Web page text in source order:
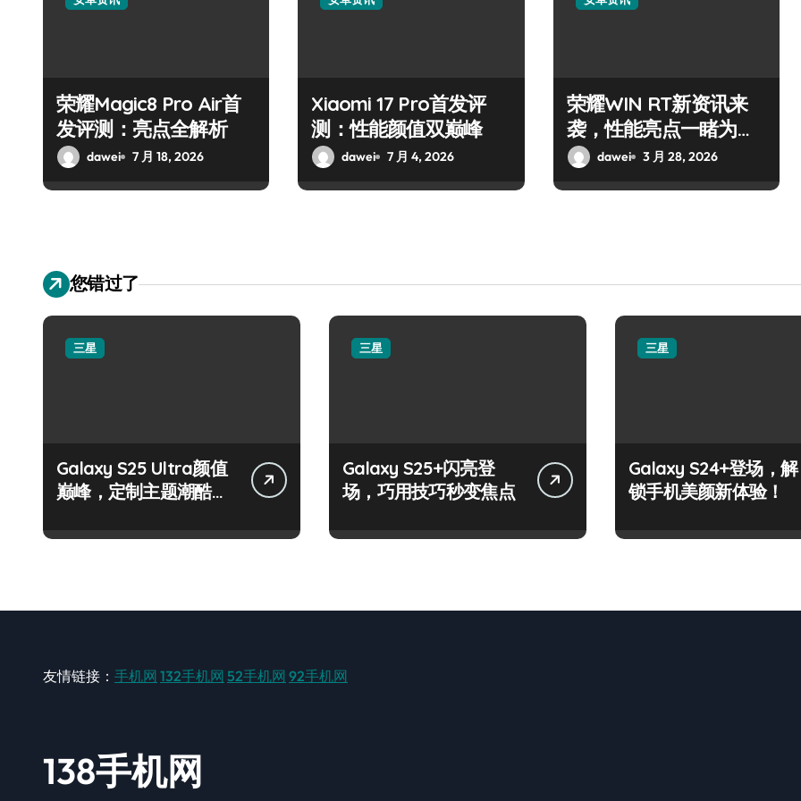
荣耀Magic8 Pro Air首
发评测：亮点全解析
dawei 7 月 18, 2026
Xiaomi 17 Pro首发评
测：性能颜值双巅峰
dawei 7 月 4, 2026
荣耀WIN RT新资讯来
袭，性能亮点一睹为
快！dawei 3 月 28, 2026
您错过了
三星
Galaxy S25 Ultra颜值
巅峰，定制主题潮酷上
三星
Galaxy S25+闪亮登
场，巧用技巧秒变焦点
三星
Galaxy S24+登场，解
锁手机美颜新体验！
友情链接： 手机网 132手机网 52手机网 92手机网
138手机网